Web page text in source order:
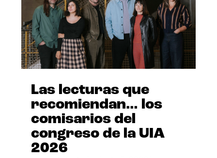
Las lecturas que
recomiendan… los
comisarios del
congreso de la UIA
2026